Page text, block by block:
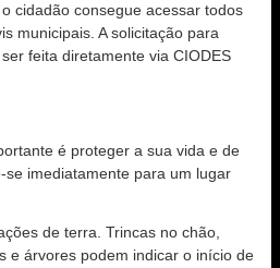
cidadão consegue acessar todos
municipais. A solicitação para
feita diretamente via CIODES
é proteger a sua vida e de
se imediatamente para um lugar
de terra. Trincas no chão,
e árvores podem indicar o início de